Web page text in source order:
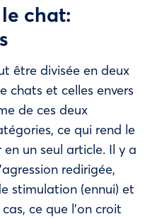
le chat:
être divisée en deux
chats et celles envers
de ces deux
ce qui rend le
un seul article. Il y a
redirigée,
stimulation (ennui) et
ce que l’on croit